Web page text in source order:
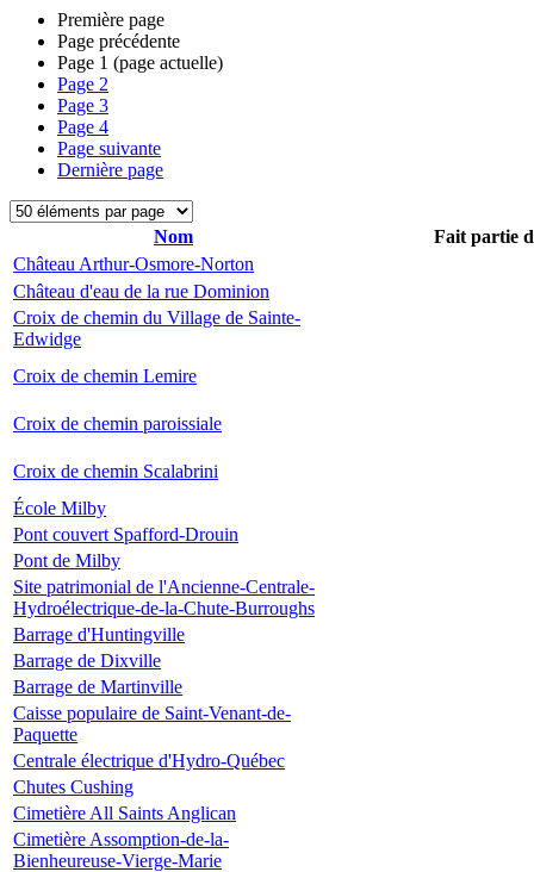
Première page
Page précédente
Page 1 (page actuelle)
Page 2
Page 3
Page 4
Page suivante
Dernière page
Nom
Fait partie
Château Arthur-Osmore-Norton
Château d'eau de la rue Dominion
Croix de chemin du Village de Sainte-
Edwidge
Croix de chemin Lemire
Croix de chemin paroissiale
Croix de chemin Scalabrini
École Milby
Pont couvert Spafford-Drouin
Pont de Milby
Site patrimonial de l'Ancienne-Centrale-
Hydroélectrique-de-la-Chute-Burroughs
Barrage d'Huntingville
Barrage de Dixville
Barrage de Martinville
Caisse populaire de Saint-Venant-de-
Paquette
Centrale électrique d'Hydro-Québec
Chutes Cushing
Cimetière All Saints Anglican
Cimetière Assomption-de-la-
Bienheureuse-Vierge-Marie